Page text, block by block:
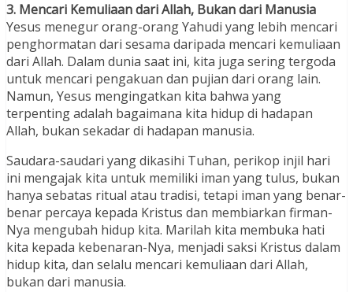
3. Mencari Kemuliaan dari Allah, Bukan dari Manusia
Yesus menegur orang-orang Yahudi yang lebih mencari
penghormatan dari sesama daripada mencari kemuliaan
dari Allah. Dalam dunia saat ini, kita juga sering tergoda
untuk mencari pengakuan dan pujian dari orang lain.
Namun, Yesus mengingatkan kita bahwa yang
terpenting adalah bagaimana kita hidup di hadapan
Allah, bukan sekadar di hadapan manusia.
Saudara-saudari yang dikasihi Tuhan, perikop injil hari
ini mengajak kita untuk memiliki iman yang tulus, bukan
hanya sebatas ritual atau tradisi, tetapi iman yang benar-
benar percaya kepada Kristus dan membiarkan firman-
Nya mengubah hidup kita. Marilah kita membuka hati
kita kepada kebenaran-Nya, menjadi saksi Kristus dalam
hidup kita, dan selalu mencari kemuliaan dari Allah,
bukan dari manusia.